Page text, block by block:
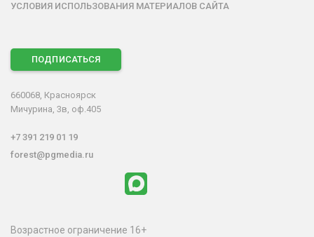
УСЛОВИЯ ИСПОЛЬЗОВАНИЯ МАТЕРИАЛОВ САЙТА
ПОДПИСАТЬСЯ
660068, Красноярск
Мичурина, 3в, оф.405
+7 391 219 01 19
forest@pgmedia.ru
Возрастное ограничение 16+